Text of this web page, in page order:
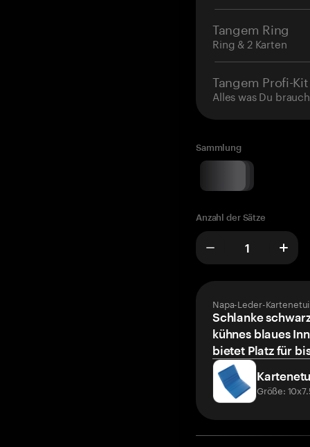
Tangem Ring
Ring & 2 Karten
Tangem Profi-Kit
Alles was Du
Sammlung
Anzahl der Sätze
Napa-Leder-
Schlanke
kühnes blaues
bietet Platz für
Größe: